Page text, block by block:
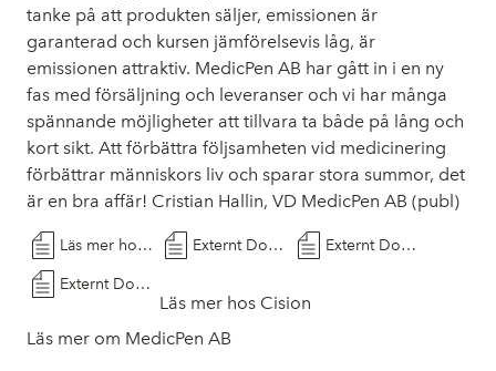
tanke på att produkten säljer, emissionen är
garanterad och kursen jämförelsevis låg, är
emissionen attraktiv. MedicPen AB har gått in i en ny
fas med försäljning och leveranser och vi har många
spännande möjligheter att tillvara ta både på lång och
kort sikt. Att förbättra följsamheten vid medicinering
förbättrar människors liv och sparar stora summor, det
är en bra affär! Cristian Hallin, VD MedicPen AB (publ)
Läs mer hos Cision Externt Dokument Externt Dokument
Externt Dokument
Läs mer hos Cision
Läs mer om MedicPen AB